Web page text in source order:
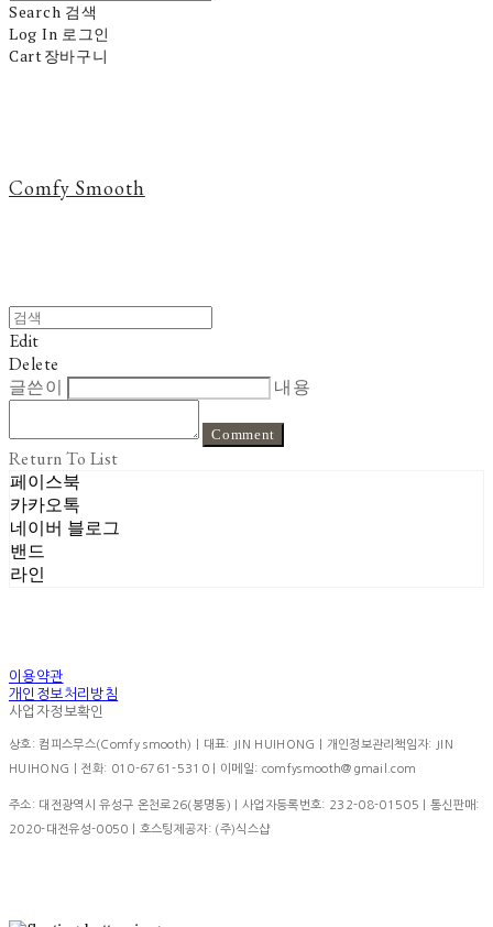
Search 검색
Log In 로그인
Cart장바구니
Comfy Smooth
Edit
Delete
글쓴이
내용
Comment
Return To List
페이스북
카카오톡
네이버 블로그
밴드
라인
이용약관
개인정보처리방침
사업자정보확인
상호: 컴피스무스(Comfy smooth) | 대표: JIN HUIHONG | 개인정보관리책임자: JIN
HUIHONG | 전화: 010-6761-5310 | 이메일: comfysmooth@gmail.com
주소: 대전광역시 유성구 온천로26(봉명동) | 사업자등록번호: 232-08-01505 | 통신판매:
2020-대전유성-0050 | 호스팅제공자: (주)식스샵